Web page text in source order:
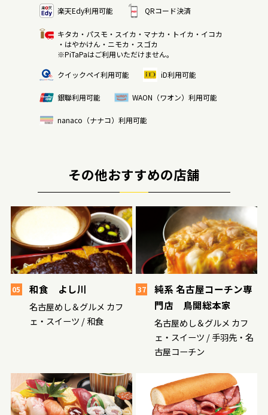
楽天Edy利用可能 QRコード決済
キタカ・パスモ・スイカ・マナカ・トイカ・イコカ
・はやかけん・ニモカ・スゴカ
※PiTaPaはご利用いただけません。
クイックペイ利用可能 iD利用可能
銀聯利用可能 WAON（ワオン）利用可能
nanaco（ナナコ）利用可能
その他おすすめの店舗
05 和食 よし川
名古屋めし＆グルメ カフ
ェ・スイーツ / 和食
37
純系 名古屋コーチン専
門店 鳥開総本家
名古屋めし＆グルメ カフ
ェ・スイーツ / 手羽先・名
古屋コーチン